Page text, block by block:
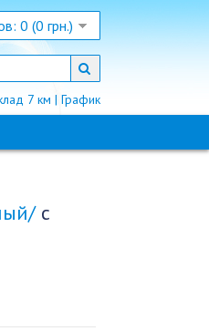
0 (0 грн.)
7 км | График
с